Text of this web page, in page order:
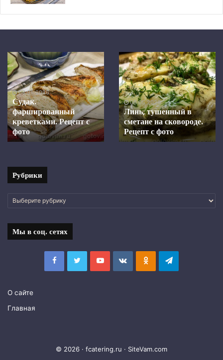
Шкара
из
ставридки.
Рецепт
с
фото08.05.2026
Шкара из ставридки.
Рецепт с фото
Скумбрия
в
средиземноморском
маринаде,
запеченная
в
духовке.
Рецепт
с
08.05.2026
Скумбрия в
средиземноморском
маринаде,
духовке. Рецепт с
Рубрики
Рубрики
Мы в соц. сетях
FacebookTwitterYouTubevk.comОдноклассники
Telegram
О сайте
Главная
© 2026 · fcatering.ru · SiteVam.com